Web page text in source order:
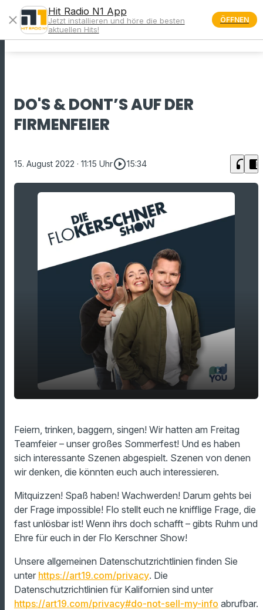
menu
DO'S & DONT’S AUF DER
FIRMENFEIER
15. August 2022 · 11:15 Uhrplay_circle_outline15:34 headphones chrome_reader_mode
play_arrow
00:00 15:34
Feiern, trinken, baggern, singen! Wir hatten am Freitag
Teamfeier – unser großes Sommerfest! Und es haben
sich interessante Szenen abgespielt. Szenen von denen
wir denken, die könnten euch auch interessieren.
Mitquizzen! Spaß haben! Wachwerden! Darum gehts bei
der Frage impossible! Flo stellt euch ne knifflige Frage, die
fast unlösbar ist! Wenn ihrs doch schafft – gibts Ruhm und
Ehre für euch in der Flo Kerschner Show!
Unsere allgemeinen Datenschutzrichtlinien finden Sie
unter https://art19.com/privacy. Die
Datenschutzrichtlinien für Kalifornien sind unter
https://art19.com/privacy#do-not-sell-my-info abrufbar.
close
Hit Radio N1 App
Jetzt installieren und höre die besten
aktuellen Hits!
ÖFFNEN